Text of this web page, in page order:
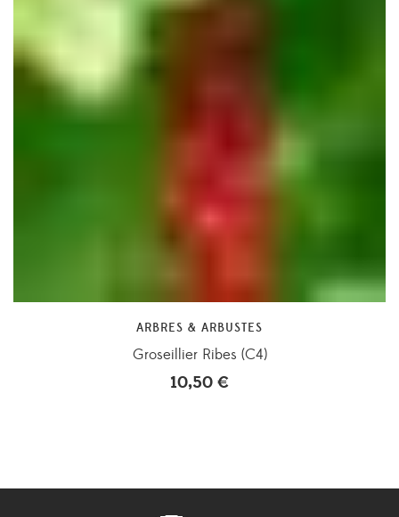
ARBRES & ARBUSTES
Groseillier Ribes (C4)
10,50 €